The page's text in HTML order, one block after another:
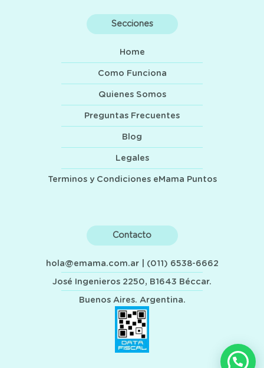
Secciones
Home
Como Funciona
Quienes Somos
Preguntas Frecuentes
Blog
Legales
Terminos y Condiciones eMama Puntos
Contacto
hola@emama.com.ar| (011) 6538-6662
José Ingenieros 2250, B1643 Béccar.
Buenos Aires. Argentina.